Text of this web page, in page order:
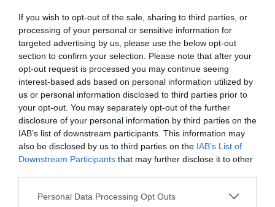
If you wish to opt-out of the sale, sharing to third parties, or
processing of your personal or sensitive information for
targeted advertising by us, please use the below opt-out
section to confirm your selection. Please note that after your
opt-out request is processed you may continue seeing
interest-based ads based on personal information utilized by
us or personal information disclosed to third parties prior to
your opt-out. You may separately opt-out of the further
disclosure of your personal information by third parties on the
IAB’s list of downstream participants. This information may
also be disclosed by us to third parties on the IAB’s List of
Downstream Participants that may further disclose it to other
Please note that this website/app uses one or more Google
Personal Data Processing Opt Outs
de hidd el, megéri a fáradozást.
Meglepetés hétvége
Ha megengedhetitek magatoknak, akkor különleges
romantikus program lehet egy közös kiruccanás, akár
egy eldugott romantikus vendégházban, akár egy
impozánsabb szállodában. De itt sem az elköltött pénz
mennyiségétől függ a hatásosság. A lényeg az együtt
eltöltött minőségi idő.
Ne csak egyszer
kapcsolatot ápolni kell, és tenni érte minden nap. Ezzel